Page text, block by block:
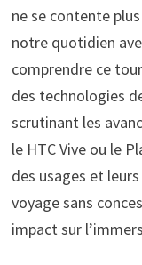
ne se contente
notre quotidien
comprendre ce
des technologies
scrutinant les
le HTC Vive ou le
des usages et
voyage sans
impact sur